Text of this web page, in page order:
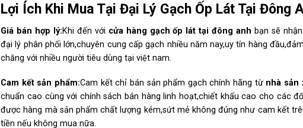
Lợi Ích Khi Mua Tại Đại Lý Gạch Ốp Lát Tại Đông
Giá bán hợp lý:Khi đến với cửa hàng gạch ốp lát tại đông anh bạn sẽ
đại lý phân phối lớn,chuyên cung cấp gạch nhiều năm nay,uy tín hàng
chăng với nhiều người tiêu dùng tại việt nam.
Cam kết sản phẩm:Cam kết chỉ bán sản phẩm gạch chính hãng từ nhà sản
chuẩn cao cùng với chính sách bán hàng linh hoạt,chiết khấu cao cho các
được hàng mà sản phẩm chất lượng kém,sứt mẻ không đúng như cam kết
tiền nếu không mua nữa.